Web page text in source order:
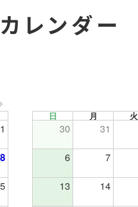
レンダー
1
8
日 月 火
30 31
6 7
13 14